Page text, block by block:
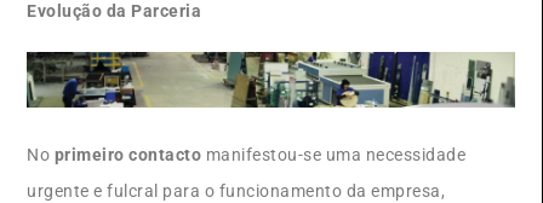
Evolução da Parceria
No primeiro contacto manifestou-se uma necessidade
urgente e fulcral para o funcionamento da empresa,